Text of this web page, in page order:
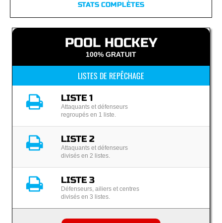
STATS COMPLÈTES
POOL HOCKEY
100% GRATUIT
LISTES DE REPÊCHAGE
LISTE 1
Attaquants et défenseurs
regroupés en 1 liste.
LISTE 2
Attaquants et défenseurs
divisés en 2 listes.
LISTE 3
Défenseurs, ailiers et centres
divisés en 3 listes.